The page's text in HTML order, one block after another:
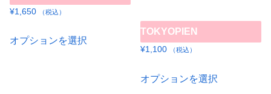
¥1,650 （税込）
オプションを選択
の
TOKYOPIEN
¥1,100 （税込）
オプションを選択
の